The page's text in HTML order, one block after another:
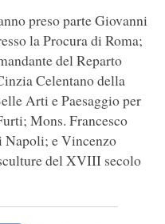
preso parte Giovanni
la Procura di Roma;
del Reparto
Celentano della
Arti e Paesaggio per
Mons. Francesco
Napoli; e Vincenzo
del XVIII secolo